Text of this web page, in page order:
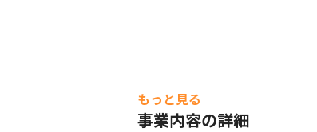
もっと見る
事業内容の詳細